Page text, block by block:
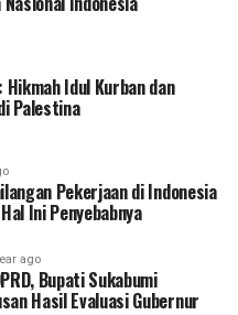
Hikmah Idul Kurban dan
Palestina
Pekerjaan di Indonesia
Ini Penyebabnya
ago
Bupati Sukabumi
Hasil Evaluasi Gubernur